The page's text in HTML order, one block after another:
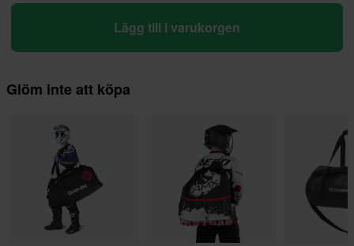
Lägg till i varukorgen
Glöm inte att köpa